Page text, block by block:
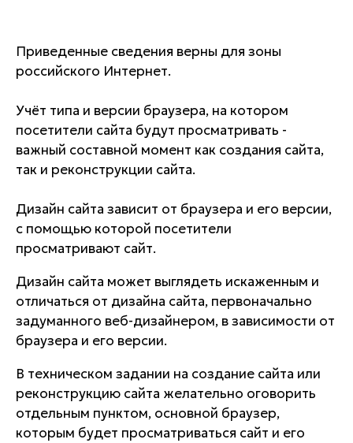
Приведенные сведения верны для зоны
российского Интернет.
Учёт типа и версии браузера, на котором
посетители сайта будут просматривать -
важный составной момент как создания сайта,
так и реконструкции сайта.
Дизайн сайта зависит от браузера и его версии,
с помощью которой посетители
просматривают сайт.
Дизайн сайта может выглядеть искаженным и
отличаться от дизайна сайта, первоначально
задуманного веб-дизайнером, в зависимости от
браузера и его версии.
В техническом задании на создание сайта или
реконструкцию сайта желательно оговорить
отдельным пунктом, основной браузер,
которым будет просматриваться сайт и его